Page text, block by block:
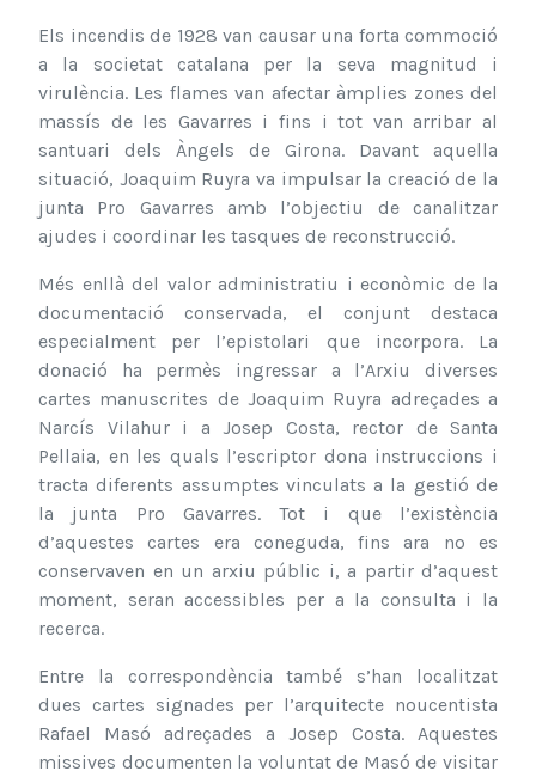
Els incendis de 1928 van causar una forta commoció
a la societat catalana per la seva magnitud i
virulència. Les flames van afectar àmplies zones del
massís de les Gavarres i fins i tot van arribar al
santuari dels Àngels de Girona. Davant aquella
situació, Joaquim Ruyra va impulsar la creació de la
junta Pro Gavarres amb l’objectiu de canalitzar
ajudes i coordinar les tasques de reconstrucció.
Més enllà del valor administratiu i econòmic de la
documentació conservada, el conjunt destaca
especialment per l’epistolari que incorpora. La
donació ha permès ingressar a l’Arxiu diverses
cartes manuscrites de Joaquim Ruyra adreçades a
Narcís Vilahur i a Josep Costa, rector de Santa
Pellaia, en les quals l’escriptor dona instruccions i
tracta diferents assumptes vinculats a la gestió de
la junta Pro Gavarres. Tot i que l’existència
d’aquestes cartes era coneguda, fins ara no es
conservaven en un arxiu públic i, a partir d’aquest
moment, seran accessibles per a la consulta i la
recerca.
Entre la correspondència també s’han localitzat
dues cartes signades per l’arquitecte noucentista
Rafael Masó adreçades a Josep Costa. Aquestes
missives documenten la voluntat de Masó de visitar